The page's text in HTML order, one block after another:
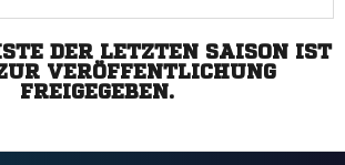
DER LETZTEN SAISON IST
VERÖFFENTLICHUNG
FREIGEGEBEN.